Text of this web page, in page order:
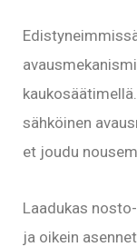
sähköinen
et joudu
Laadukas
ja oikein